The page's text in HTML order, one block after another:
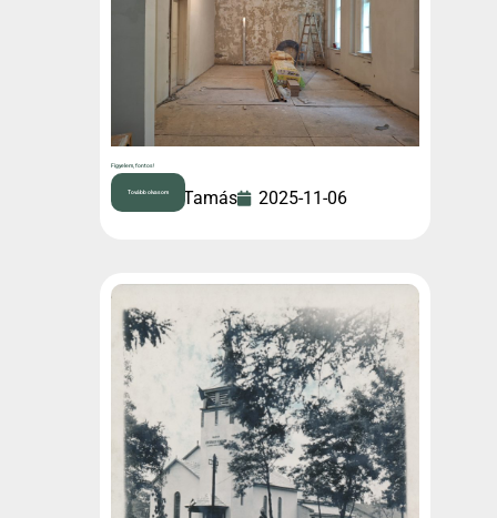
Figyelem, fontos!
Varga Tamás 2025-11-06
Tovább olvasom